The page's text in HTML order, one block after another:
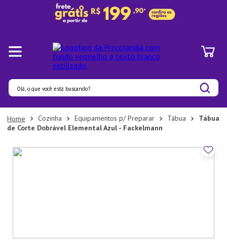
Olá, o que você está buscando?
Cozinha Equipamentos p/ Preparar Tábua
Tábua
de Corte Dobrável Elemental Azul - Fackelmann
Termos mais buscados
1º
Panelas
2º
Pratos
7º
Tapete